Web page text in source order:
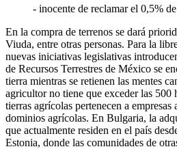
- inocente de reclamar el 0,5%
En la compra de terrenos se dará
Viuda, entre otras personas. Para la
nuevas iniciativas legislativas
de Recursos Terrestres de México se
tierra mientras se retienen las mentes
agricultor no tiene que exceder las 500
tierras agrícolas pertenecen a
dominios agrícolas. En Bulgaria, la
que actualmente residen en el país
Estonia, donde las comunidades de